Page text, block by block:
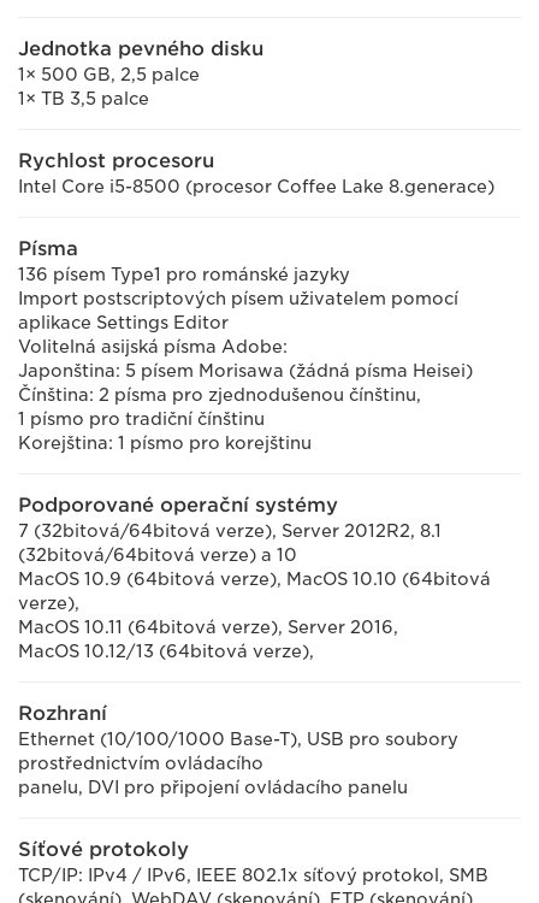
Jednotka pevného disku
1× 500 GB, 2,5 palce
1× TB 3,5 palce
Rychlost procesoru
Intel Core i5-8500 (procesor Coffee Lake 8.generace)
Písma
136 písem Type1 pro románské jazyky
Import postscriptových písem uživatelem pomocí
aplikace Settings Editor
Volitelná asijská písma Adobe:
Japonština: 5 písem Morisawa (žádná písma Heisei)
Čínština: 2 písma pro zjednodušenou čínštinu,
1 písmo pro tradiční čínštinu
Korejština: 1 písmo pro korejštinu
Podporované operační systémy
7 (32bitová/64bitová verze), Server 2012R2, 8.1
(32bitová/64bitová verze) a 10
MacOS 10.9 (64bitová verze), MacOS 10.10 (64bitová
verze),
MacOS 10.11 (64bitová verze), Server 2016,
MacOS 10.12/13 (64bitová verze),
Rozhraní
Ethernet (10/100/1000 Base-T), USB pro soubory
prostřednictvím ovládacího
panelu, DVI pro připojení ovládacího panelu
Síťové protokoly
TCP/IP: IPv4 / IPv6, IEEE 802.1x síťový protokol, SMB